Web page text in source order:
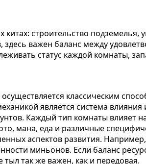
строительство
здесь важен баланс между
статус каждой комнаты,
классическим
является система
Каждый тип комнаты влияет
мана, еда и различные
аспектов развития.
миньонов. Если баланс
так же важен, как и передовая.